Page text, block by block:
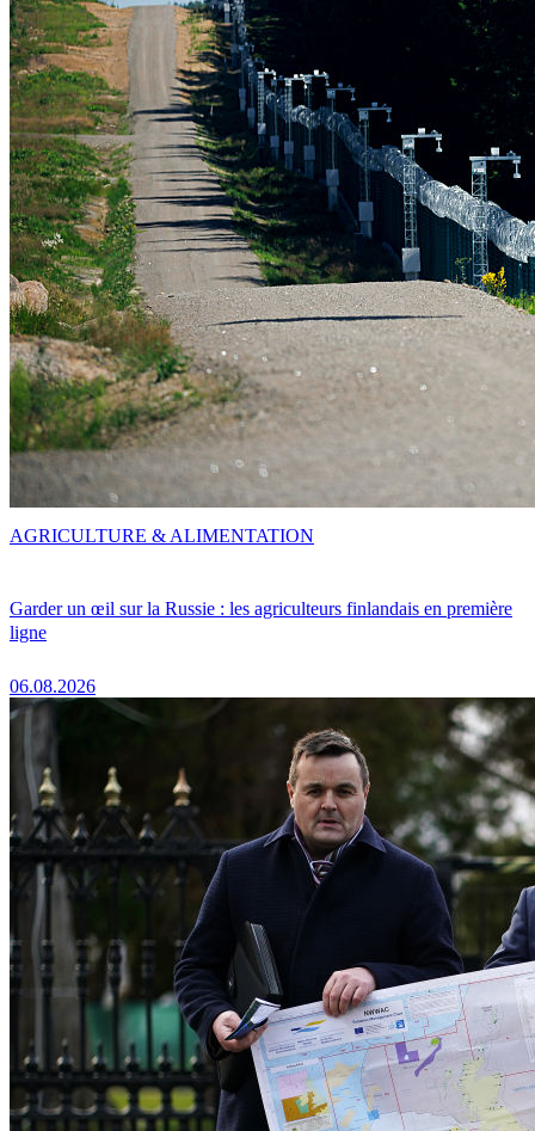
Garder un œil sur la Russie : les agriculteurs finlandais en première
ligne
06.08.2026
AGRICULTURE & ALIMENTATION